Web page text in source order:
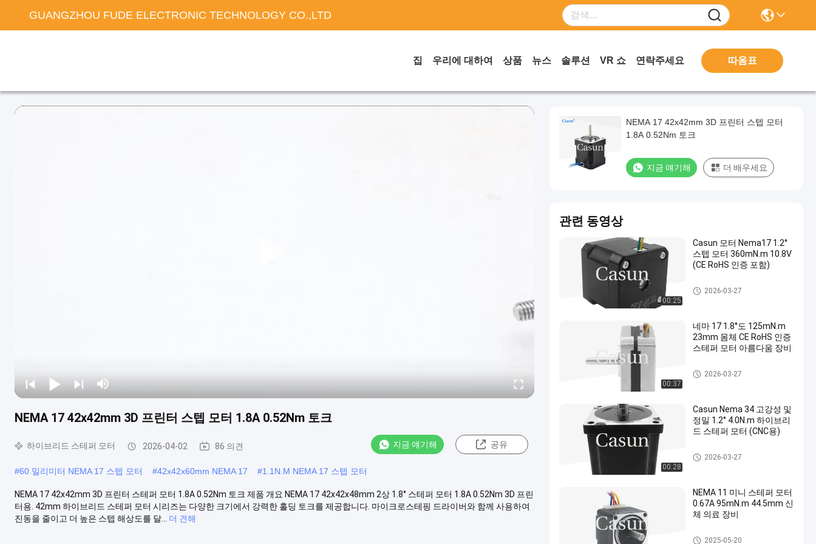
GUANGZHOU FUDE ELECTRONIC TECHNOLOGY CO.,LTD
집 우리에 대하여 상품 뉴스 솔루션 VR 쇼 연락주세요 따옴표
NEMA 17 42x42mm 3D 프린터 스텝 모터 1.8A 0.52Nm 토크
하이브리드 스테퍼 모터 2026-04-02 86 의견 지금 얘기해 공유
#60 밀리미터 NEMA 17 스텝 모터 #42x42x60mm NEMA 17 #1.1N.M NEMA 17 스텝 모터
NEMA 17 42x42mm 3D 프린터 스테퍼 모터 1.8A 0.52Nm 토크 제품 개요 NEMA 17 42x42x48mm 2상 1.8° 스테퍼 모터 1.8A 0.52Nm 3D 프린
터용. 42mm 하이브리드 스테퍼 모터 시리즈는 다양한 크기에서 강력한 홀딩 토크를 제공합니다. 마이크로스테핑 드라이버와 함께 사용하여
진동을 줄이고 더 높은 스텝 해상도를 달...
더 견해
NEMA 17 42x42mm 3D 프린터 스텝 모터
1.8A 0.52Nm 토크
지금 얘기해 더 배우세요
관련 동영상
00:25
Casun 모터 Nema17 1.2°
스텝 모터 360mN.m 10.8V
(CE RoHS 인증 포함)
nema 17 스테퍼 모터
2026-03-27
00:37
네마 17 1.8°도 125mN.m
23mm 몸체 CE RoHS 인증
스테퍼 모터 아름다움 장비
nema 17 스테퍼 모터
2026-03-27
00:28
Casun Nema 34 고강성 및
정밀 1.2° 4.0N.m 하이브리
드 스테퍼 모터 (CNC용)
nema 17 스테퍼 모터
2026-03-27
NEMA 11 미니 스테퍼 모터
0.67A 95mN.m 44.5mm 신
체 의료 장비
nema 11 스텝 모터
2025-05-20